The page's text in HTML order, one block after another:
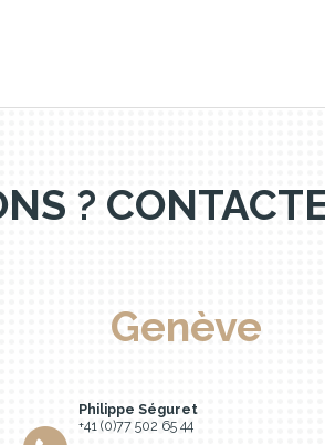
?
Genève
Philippe Séguret
+41 (0)77 502 65 44